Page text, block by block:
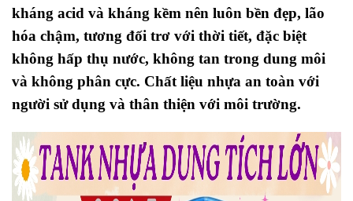
kháng acid và kháng kềm nên luôn bền đẹp, lão
hóa chậm, tương đối trơ với thời tiết, đặc biệt
không hấp thụ nước, không tan trong dung môi
và không phân cực. Chất liệu nhựa an toàn với
người sử dụng và thân thiện với môi trường.